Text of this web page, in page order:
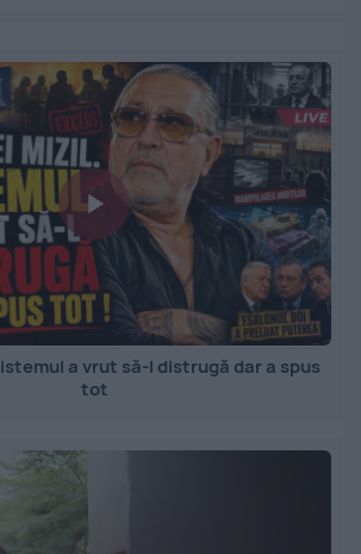
a vrut să-l distrugă dar a spus
tot